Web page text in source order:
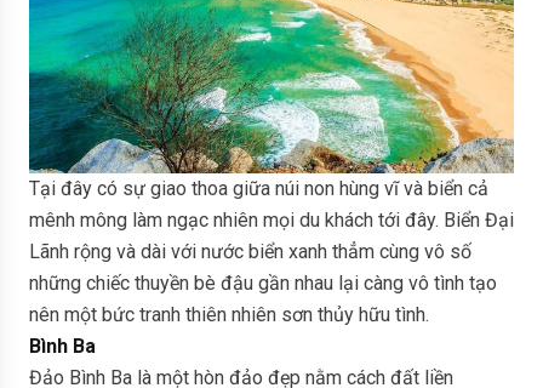
Tại đây có sự giao thoa giữa núi non hùng vĩ và biển cả
mênh mông làm ngạc nhiên mọi du khách tới đây. Biển Đại
Lãnh rộng và dài với nước biển xanh thẳm cùng vô số
những chiếc thuyền bè đậu gần nhau lại càng vô tình tạo
nên một bức tranh thiên nhiên sơn thủy hữu tình.
Bình Ba
Đảo Bình Ba là một hòn đảo đẹp nằm cách đất liền